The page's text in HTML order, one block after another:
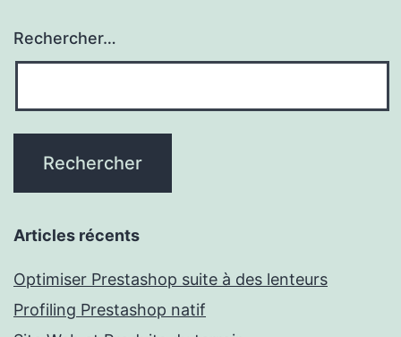
Rechercher…
Articles récents
Optimiser Prestashop suite à des lenteurs
Profiling Prestashop natif